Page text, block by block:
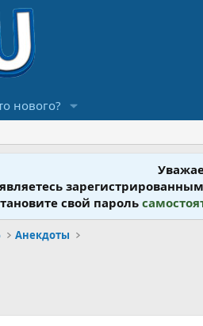
нового?
свой пароль
Анекдоты